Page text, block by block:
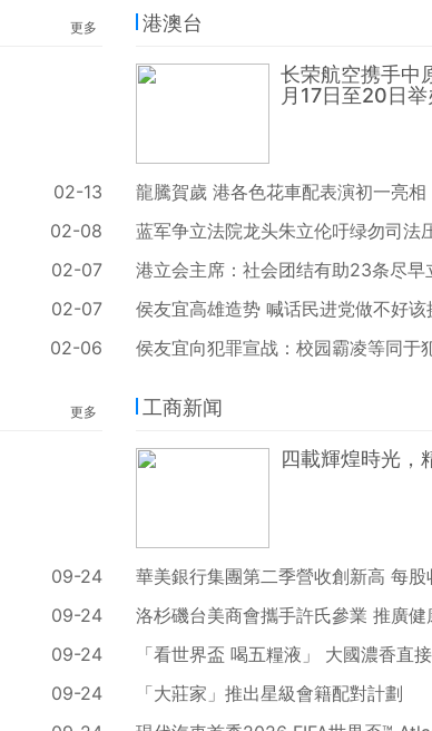
更多
02-13
02-08
02-07
02-07
02-06
港澳台
长荣航空携手中
月17日至20日
龍騰賀歲 港各色花車配表演初一亮相
蓝军争立法院龙头朱立伦吁绿勿司法
港立会主席：社会团结有助23条尽早
侯友宜高雄造势 喊话民进党做不好该
侯友宜向犯罪宣战：校园霸凌等同于
更多
09-24
09-24
09-24
09-24
工商新闻
四載輝煌時光，
華美銀行集團第二季營收創新高 每股
洛杉磯台美商會攜手許氏參業 推廣
「看世界盃 喝五糧液」 大國濃香直
「大莊家」推出星級會籍配對計劃